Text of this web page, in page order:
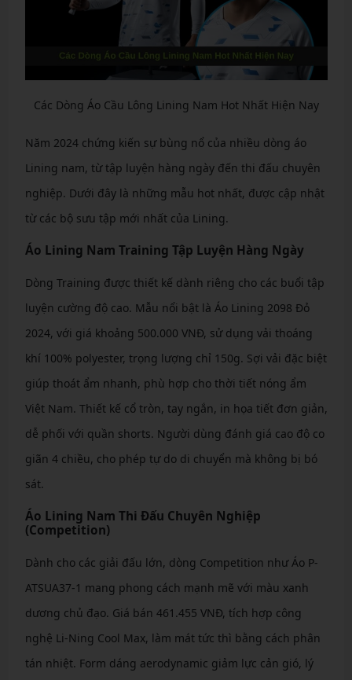
Các Dòng Áo Cầu Lông Lining Nam Hot Nhất Hiện Nay
Năm 2024 chứng kiến sự bùng nổ của nhiều dòng áo
Lining nam, từ tập luyện hàng ngày đến thi đấu chuyên
nghiệp. Dưới đây là những mẫu hot nhất, được cập nhật
từ các bộ sưu tập mới nhất của Lining.
Áo Lining Nam Training Tập Luyện Hàng Ngày
Dòng Training được thiết kế dành riêng cho các buổi tập
luyện cường độ cao. Mẫu nổi bật là Áo Lining 2098 Đỏ
2024, với giá khoảng 500.000 VNĐ, sử dụng vải thoáng
khí 100% polyester, trọng lượng chỉ 150g. Sợi vải đặc biệt
giúp thoát ẩm nhanh, phù hợp cho thời tiết nóng ẩm
Việt Nam. Thiết kế cổ tròn, tay ngắn, in họa tiết đơn giản,
dễ phối với quần shorts. Người dùng đánh giá cao độ co
giãn 4 chiều, cho phép tự do di chuyển mà không bị bó
sát.
Áo Lining Nam Thi Đấu Chuyên Nghiệp
(Competition)
Dành cho các giải đấu lớn, dòng Competition như Áo P-
ATSUA37-1 mang phong cách mạnh mẽ với màu xanh
dương chủ đạo. Giá bán 461.455 VNĐ, tích hợp công
nghệ Li-Ning Cool Max, làm mát tức thì bằng cách phân
tán nhiệt. Form dáng aerodynamic giảm lực cản gió, lý